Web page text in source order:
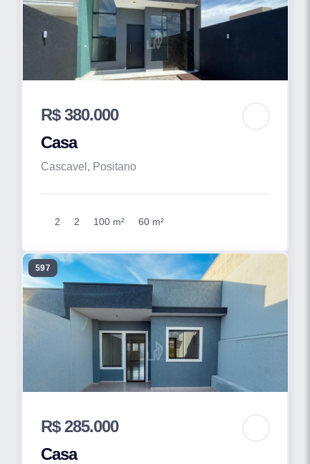
R$ 380.000
Casa
Cascavel, Positano
2 2 100 m² 60 m²
597
R$ 285.000
Casa